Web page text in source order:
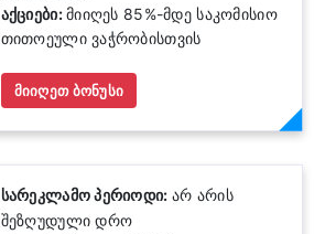
აქციები:მიიღეს 85%-მდე საკომისიო
თითოეული ვაჭრობისთვის
მიიღეთ ბონუსი
სარეკლამო პერიოდი: არ არის
შეზღუდული დრო